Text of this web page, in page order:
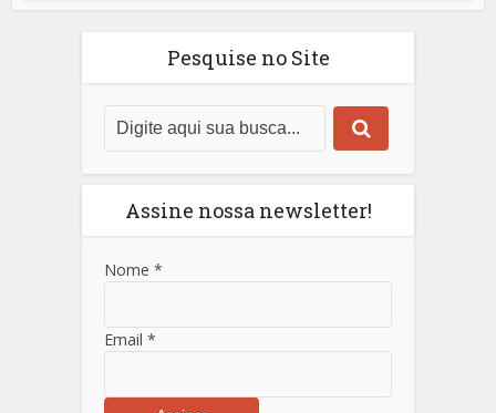
Pesquise no Site
Assine nossa newsletter!
Nome *
Email *